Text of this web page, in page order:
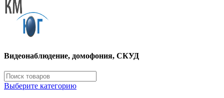
Видеонаблюдение, домофония, СКУД
Выберите категорию